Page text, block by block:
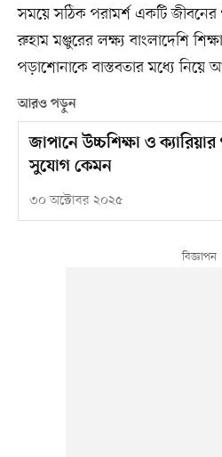
সময়ে সঠিক পরামর্শ একটি জীবনের
রুহাম মঞ্জুরের লক্ষ্য বাংলাদেশি
পড়াশোনাকে বাস্তবতার মধ্যে নিয়ে
আরও পড়ুন
জাপানে উচ্চশিক্ষা ও
সুযোগ কেমন
৩০ অক্টোবর ২০২৫